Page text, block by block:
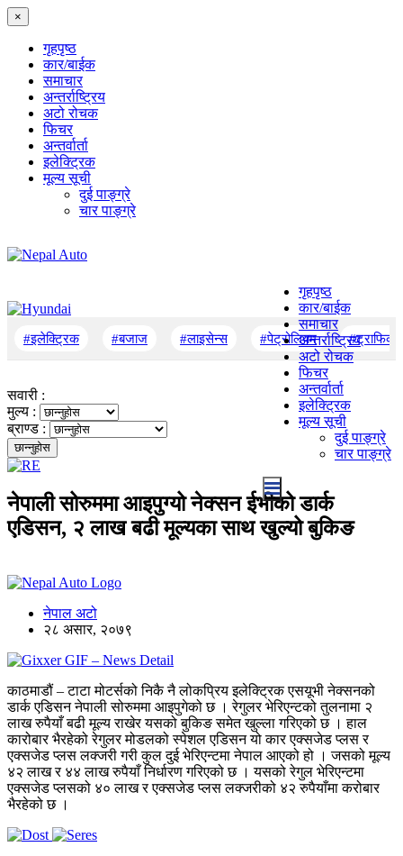
×
गृहपृष्‍ठ
कार/बाईक
समाचार
अन्तर्राष्ट्रिय
अटो रोचक
फिचर
अन्तर्वार्ता
इलेक्ट्रिक
मूल्य सूची
दुई पाङ्ग्रे
चार पाङ्ग्रे
गृहपृष्‍ठ
कार/बाईक
समाचार
अन्तर्राष्ट्रिय
अटो रोचक
फिचर
अन्तर्वार्ता
इलेक्ट्रिक
मूल्य सूची
दुई पाङ्ग्रे
चार पाङ्ग्रे
#इलेक्ट्रिक #बजाज #लाइसेन्स #पेट्रोलियम #ट्राफिक
सवारी :
मुल्य :
ब्राण्ड :
नेपाली सोरुममा आइपुग्यो नेक्सन ईभीको डार्क
एडिसन, २ लाख बढी मूल्यका साथ खुल्यो बुकिङ
नेपाल अटो
२८ असार, २०७९
काठमाडौं – टाटा मोटर्सको निकै नै लोकप्रिय इलेक्ट्रिक एसयूभी नेक्सनको
डार्क एडिसन नेपाली सोरुममा आइपुगेको छ । रेगुलर भेरिएन्टको तुलनामा २
लाख रुपैयाँ बढी मूल्य राखेर यसको बुकिङ समेत खुल्ला गरिएको छ । हाल
कारोबार भैरहेको रेगुलर मोडलको स्पेशल एडिसन यो कार एक्सजेड प्लस र
एक्सजेड प्लस लक्जरी गरी कुल दुई भेरिएन्टमा नेपाल आएको हो । जसको मूल्य
४२ लाख र ४४ लाख रुपैयाँ निर्धारण गरिएको छ । यसको रेगुल भेरिएन्टमा
एक्सजेड प्लसको ४० लाख र एक्सजेड प्लस लक्जरीको ४२ रुपैयाँमा करोबार
भैरहेको छ ।